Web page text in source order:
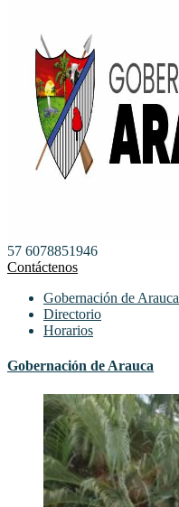
57 6078851946
Contáctenos
Gobernación de Arauca
Directorio
Horarios
Gobernación de Arauca